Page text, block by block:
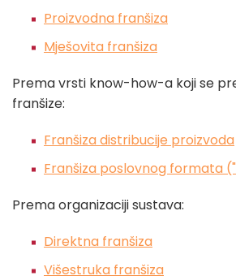
Proizvodna franšiza
Mješovita franšiza
Prema vrsti know-how-a koji se
franšize:
Franšiza distribucije proizvoda
Franšiza poslovnog formata
Prema organizaciji sustava:
Direktna franšiza
Višestruka franšiza